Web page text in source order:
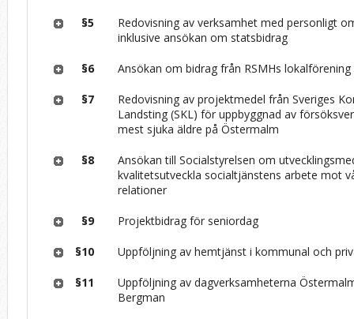
§5
Redovisning av verksamhet med personligt
inklusive ansökan om statsbidrag
§6 Ansökan om bidrag från RSMHs
§7
Redovisning av projektmedel från Sveriges
Landsting (SKL) för uppbyggnad av
mest sjuka äldre på Östermalm
§8
Ansökan till Socialstyrelsen om
kvalitetsutveckla socialtjänstens arbete mot
relationer
§9 Projektbidrag för seniordag
§10 Uppföljning av hemtjänst i kommunal och
§11
Uppföljning av dagverksamheterna
Bergman